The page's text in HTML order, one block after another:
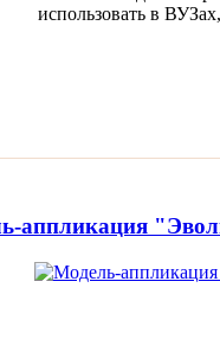
использовать в
аппликация